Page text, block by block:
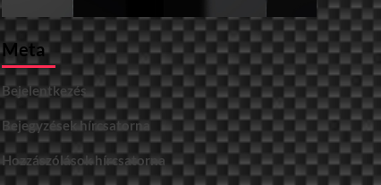
Meta
Bejelentkezés
Bejegyzések hírcsatorna
Hozzászólások hírcsatorna